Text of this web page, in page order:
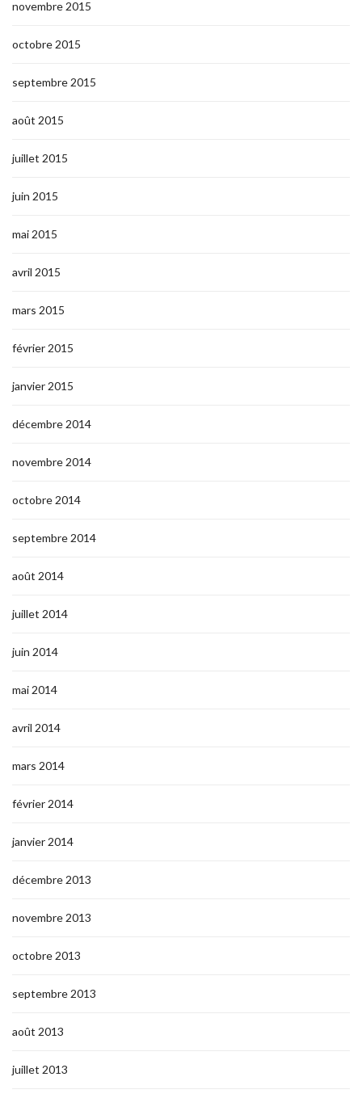
novembre 2015
octobre 2015
septembre 2015
août 2015
juillet 2015
juin 2015
mai 2015
avril 2015
mars 2015
février 2015
janvier 2015
décembre 2014
novembre 2014
octobre 2014
septembre 2014
août 2014
juillet 2014
juin 2014
mai 2014
avril 2014
mars 2014
février 2014
janvier 2014
décembre 2013
novembre 2013
octobre 2013
septembre 2013
août 2013
juillet 2013